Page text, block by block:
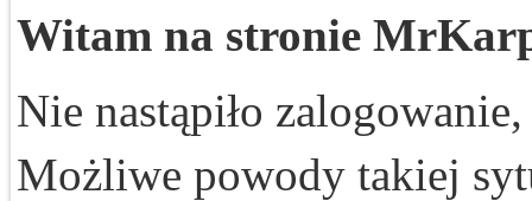
Witam na stronie
Nie nastąpiło
Możliwe powody takiej